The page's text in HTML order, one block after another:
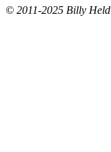
© 2011-2025 Billy Held